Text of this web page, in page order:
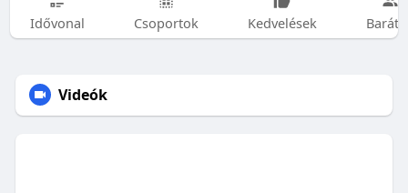
Idővonal Csoportok Kedvelések
Videók